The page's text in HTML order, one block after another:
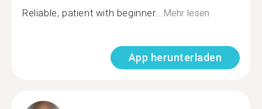
Reliable, patient with beginner...Mehr lesen
App herunterladen